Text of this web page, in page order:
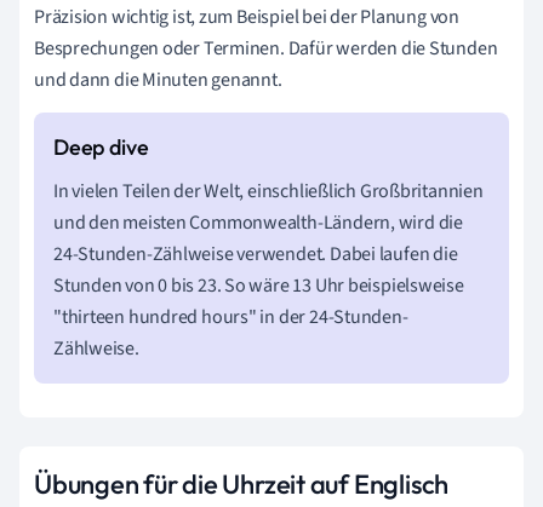
Präzision wichtig ist, zum Beispiel bei der Planung von
Besprechungen oder Terminen. Dafür werden die Stunden
und dann die Minuten genannt.
In vielen Teilen der Welt, einschließlich Großbritannien
und den meisten Commonwealth-Ländern, wird die
24-Stunden-Zählweise verwendet. Dabei laufen die
Stunden von 0 bis 23. So wäre 13 Uhr beispielsweise
"thirteen hundred hours" in der 24-Stunden-
Zählweise.
Übungen für die Uhrzeit auf Englisch